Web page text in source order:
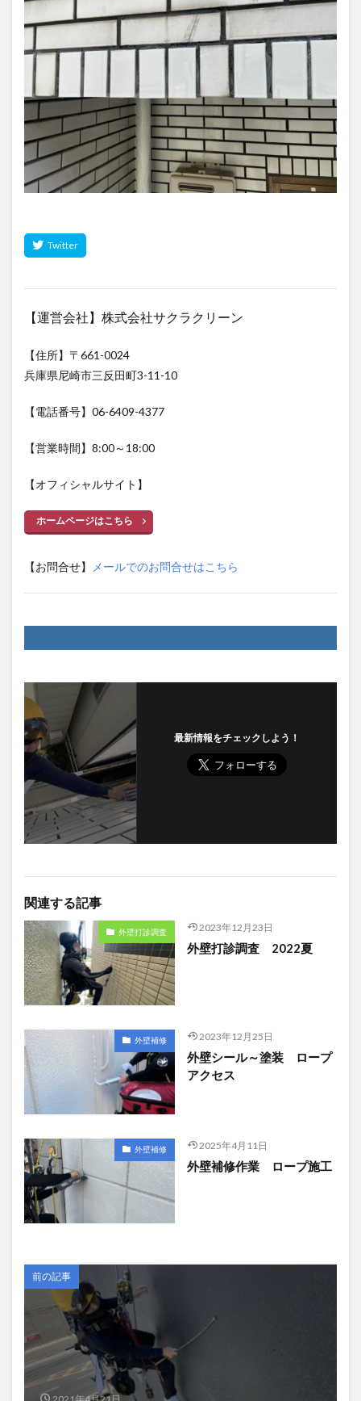
【運営会社】株式会社サクラクリーン
【住所】〒661-0024
兵庫県尼崎市三反田町3-11-10
【電話番号】06-6409-4377
【営業時間】8:00～18:00
【オフィシャルサイト】
ホームページはこちら
【お問合せ】 メールでのお問合せはこちら
最新情報をチェックしよう！
関連する記事
外壁打診調査 2023年12月23日
外壁打診調査 2022夏
外壁補修 2023年12月25日
外壁シール～塗装 ロープ
アクセス
外壁補修 2025年4月11日
外壁補修作業 ロープ施工
前の記事